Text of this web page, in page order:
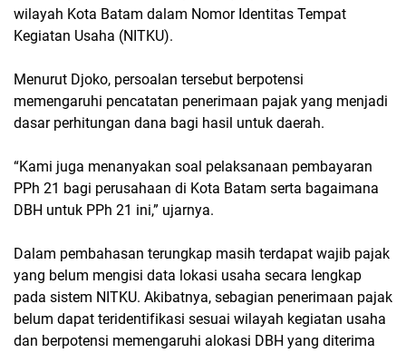
wilayah Kota Batam dalam Nomor Identitas Tempat
Kegiatan Usaha (NITKU).
Menurut Djoko, persoalan tersebut berpotensi
memengaruhi pencatatan penerimaan pajak yang menjadi
dasar perhitungan dana bagi hasil untuk daerah.
“Kami juga menanyakan soal pelaksanaan pembayaran
PPh 21 bagi perusahaan di Kota Batam serta bagaimana
DBH untuk PPh 21 ini,” ujarnya.
Dalam pembahasan terungkap masih terdapat wajib pajak
yang belum mengisi data lokasi usaha secara lengkap
pada sistem NITKU. Akibatnya, sebagian penerimaan pajak
belum dapat teridentifikasi sesuai wilayah kegiatan usaha
dan berpotensi memengaruhi alokasi DBH yang diterima